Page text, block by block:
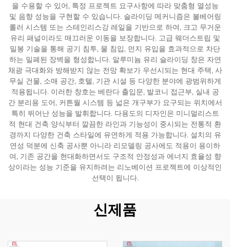
뉴스
문의하기
을 수용할 수 있어, 특정 프로젝트 요구사항에 따라 맞춤형 열성능
및 음향 성능을 구현할 수 있습니다. 슬라이딩 메커니즘은 볼베어링
롤러 시스템 또는 스테인리스강 레일을 기반으로 하여, 크고 무거운
유리 패널이라도 매끄러운 이동을 보장합니다. 고급 웨더스트립 및
밀봉 기술을 통해 공기 침투, 물 침입, 먼지 유입을 효과적으로 차단
하는 밀폐된 장벽을 형성합니다. 알루미늄 유리 슬라이딩 창은 자연
채광 극대화와 방해받지 않는 전망 확보가 우선시되는 현대 주택, 사
무실 건물, 소매 공간, 호텔, 기관 시설 등 다양한 분야에 광범위하게
적용됩니다. 이러한 창호는 베란다 출입문, 발코니 접근부, 실내 공
간 분리용 도어, 커튼월 시스템 등 넓은 개구부가 요구되는 위치에서
특히 뛰어난 성능을 발휘합니다. 다용도의 디자인은 미니멀리스트
적 현대 건축 양식부터 깔끔한 라인과 기능성이 중시되는 전통적 환
경까지 다양한 건축 스타일에 유연하게 적용 가능합니다. 설치의 유
연성 덕분에 신축 공사뿐 아니라 리모델링 공사에도 적용이 용이하
여, 기존 공간을 현대화하면서도 구조적 안정성과 에너지 효율성 향
상이라는 성능 기준을 유지하려는 리노베이션 프로젝트에 이상적인
선택이 됩니다.
신제품